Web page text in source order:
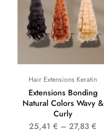
Hair Extensions Keratin
Extensions Bonding
Natural Colors Wavy &
Curly
25,41€ –27,83€